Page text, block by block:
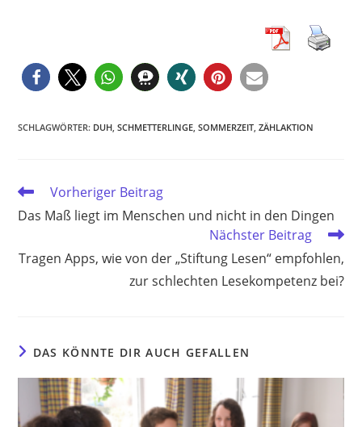
SCHLAGWÖRTER: DUH, SCHMETTERLINGE, SOMMERZEIT, ZÄHLAKTION
Weitere
ansehen
Vorheriger Beitrag
Das Maß liegt im Menschen und nicht in den Dingen
Nächster Beitrag
Tragen Apps, wie von der „Stiftung Lesen“ empfohlen,
zur schlechten Lesekompetenz bei?
DAS KÖNNTE DIR AUCH GEFALLEN